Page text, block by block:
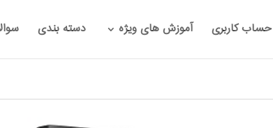
حساب کاربری آموزش های ویژه دسته بندی